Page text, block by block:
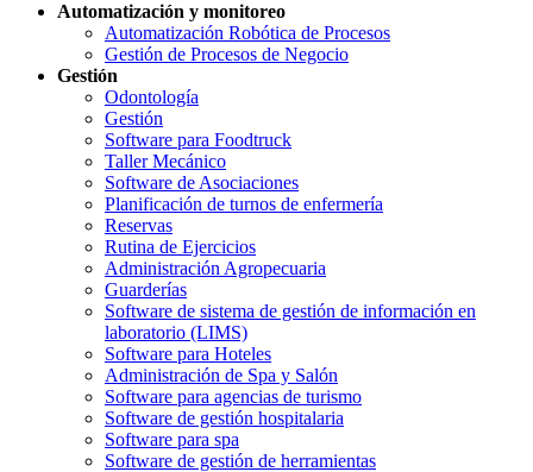
Automatización y monitoreo
Automatización Robótica de Procesos
Gestión de Procesos de Negocio
Gestión
Odontología
Gestión
Software para Foodtruck
Taller Mecánico
Software de Asociaciones
Planificación de turnos de enfermería
Reservas
Rutina de Ejercicios
Administración Agropecuaria
Guarderías
Software de sistema de gestión de información en
laboratorio (LIMS)
Software para Hoteles
Administración de Spa y Salón
Software para agencias de turismo
Software de gestión hospitalaria
Software para spa
Software de gestión de herramientas